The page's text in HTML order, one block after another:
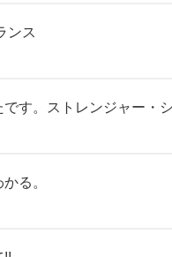
ンス
す。ストレンジャー・
る。